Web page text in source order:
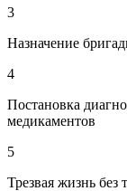
3
Назначение
4
Постановка
медикаментов
5
Трезвая жизнь без